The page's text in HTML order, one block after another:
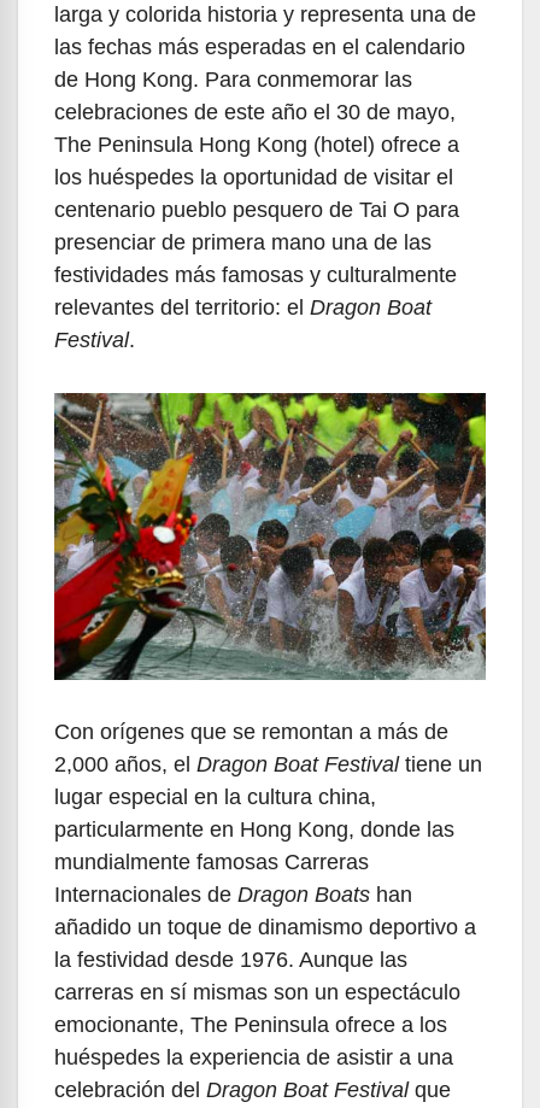
larga y colorida historia y representa una de
las fechas más esperadas en el calendario
de Hong Kong. Para conmemorar las
celebraciones de este año el 30 de mayo,
The Peninsula Hong Kong (hotel) ofrece a
los huéspedes la oportunidad de visitar el
centenario pueblo pesquero de Tai O para
presenciar de primera mano una de las
festividades más famosas y culturalmente
relevantes del territorio: el Dragon Boat
Festival.
Con orígenes que se remontan a más de
2,000 años, el Dragon Boat Festivaltiene un
lugar especial en la cultura china,
particularmente en Hong Kong, donde las
mundialmente famosas Carreras
Internacionales de Dragon Boats han
añadido un toque de dinamismo deportivo a
la festividad desde 1976. Aunque las
carreras en sí mismas son un espectáculo
emocionante, The Peninsula ofrece a los
huéspedes la experiencia de asistir a una
celebración del Dragon Boat Festivalque